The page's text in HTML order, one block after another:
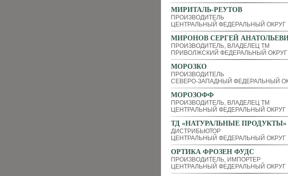
МИРИТАЛЬ-РЕУТОВ
ПРОИЗВОДИТЕЛЬ
ЦЕНТРАЛЬНЫЙ ФЕДЕРАЛЬНЫЙ ОКРУГ
МИРОНОВ СЕРГЕЙ
ПРОИЗВОДИТЕЛЬ, ВЛАДЕЛЕЦ ТМ
ПРИВОЛЖСКИЙ ФЕДЕРАЛЬНЫЙ ОКРУГ
МОРОЗКО
ПРОИЗВОДИТЕЛЬ
СЕВЕРО-ЗАПАДНЫЙ ФЕДЕРАЛЬНЫЙ
МОРОЗОФФ
ПРОИЗВОДИТЕЛЬ, ВЛАДЕЛЕЦ ТМ
ЦЕНТРАЛЬНЫЙ ФЕДЕРАЛЬНЫЙ ОКРУГ
ТД «НАТУРАЛЬНЫЕ ПРОДУКТЫ»
ДИСТРИБЬЮТОР
ЦЕНТРАЛЬНЫЙ ФЕДЕРАЛЬНЫЙ ОКРУГ
ОРТИКА ФРОЗЕН ФУДС
ПРОИЗВОДИТЕЛЬ, ИМПОРТЕР
ЦЕНТРАЛЬНЫЙ ФЕДЕРАЛЬНЫЙ ОКРУГ